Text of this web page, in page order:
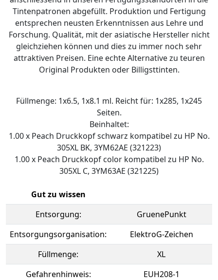
Tintenpatronen abgefüllt. Produktion und Fertigung
entsprechen neusten Erkenntnissen aus Lehre und
Forschung. Qualität, mit der asiatische Hersteller nicht
gleichziehen können und dies zu immer noch sehr
attraktiven Preisen. Eine echte Alternative zu teuren
Original Produkten oder Billigsttinten.
Füllmenge: 1x6.5, 1x8.1 ml. Reicht für: 1x285, 1x245
Seiten.
Beinhaltet:
1.00 x Peach Druckkopf schwarz kompatibel zu HP No.
305XL BK, 3YM62AE (321223)
1.00 x Peach Druckkopf color kompatibel zu HP No.
305XL C, 3YM63AE (321225)
Gut zu wissen
Entsorgung:
GruenePunkt
Entsorgungsorganisation:
ElektroG-Zeichen
Füllmenge:
XL
Gefahrenhinweis:
EUH208-1